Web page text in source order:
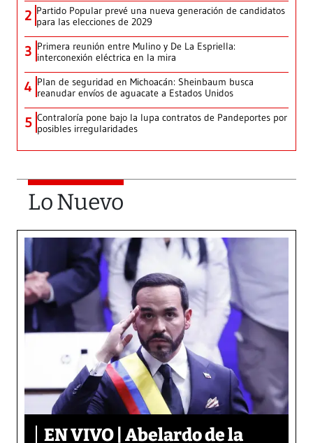
2 Partido Popular prevé una nueva generación de candidatos
para las elecciones de 2029
3 Primera reunión entre Mulino y De La Espriella:
interconexión eléctrica en la mira
4 Plan de seguridad en Michoacán: Sheinbaum busca
reanudar envíos de aguacate a Estados Unidos
5 Contraloría pone bajo la lupa contratos de Pandeportes por
posibles irregularidades
Lo Nuevo
EN VIVO | Abelardo de la